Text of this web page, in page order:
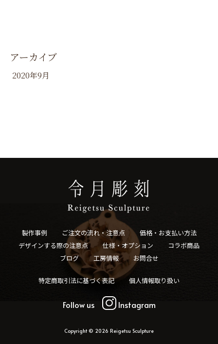
アーカイブ
2020年9月
製作事例 ご注文の流れ・注意点
価格・お支払い方法
デザインする際の注意点
仕様・オプション
コラボ商品
ブログ
工房情報 お問合せ
特定商取引法に基づく表記 個人情報取り扱い
Follow us Instagram
Copyright © 2026 Reigetsu Sculpture